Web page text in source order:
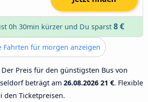
0h 30min kürzer und Du sparst 8 €
Fahrten für morgen anzeigen
Der Preis für den günstigsten Bus von
beträgt am 26.08.2026 21 €. Flexible
den Ticketpreisen.